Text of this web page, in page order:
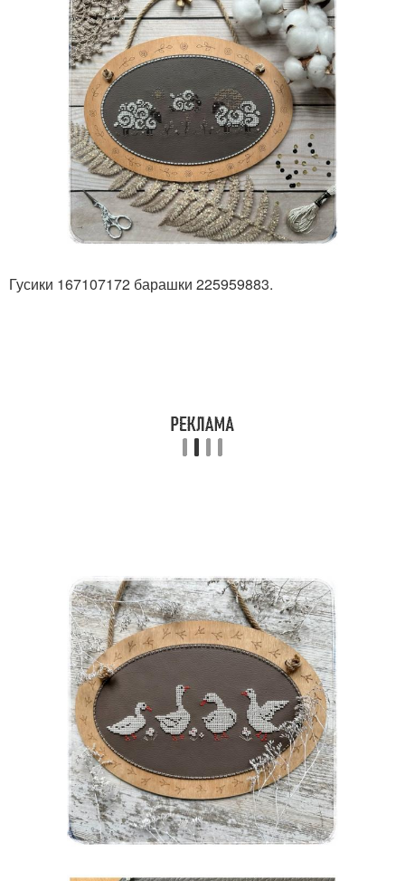
Гусики 167107172 барашки 225959883.